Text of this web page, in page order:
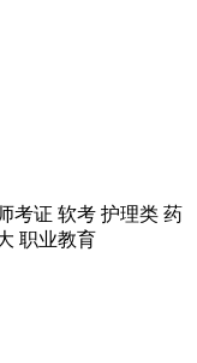
考证 软考 护理类 药
职业教育